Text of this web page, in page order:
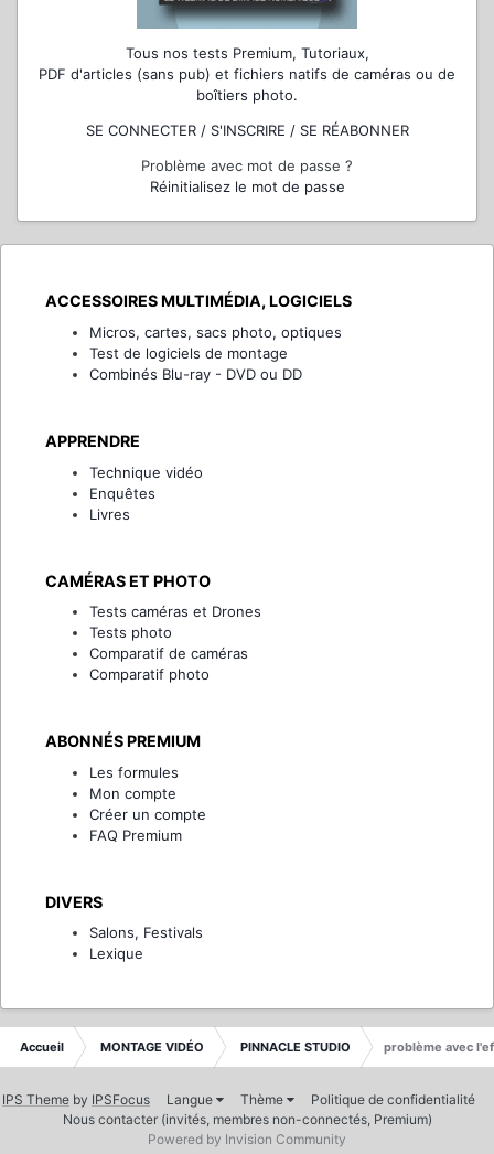
Tous nos tests Premium, Tutoriaux,
PDF d'articles (sans pub) et fichiers natifs de caméras ou de
boîtiers photo.
SE CONNECTER / S'INSCRIRE / SE RÉABONNER
Problème avec mot de passe ?
Réinitialisez le mot de passe
ACCESSOIRES MULTIMÉDIA, LOGICIELS
Micros, cartes, sacs photo, optiques
Test de logiciels de montage
Combinés Blu-ray - DVD ou DD
APPRENDRE
Technique vidéo
Enquêtes
Livres
CAMÉRAS ET PHOTO
Tests caméras et Drones
Tests photo
Comparatif de caméras
Comparatif photo
ABONNÉS PREMIUM
Les formules
Mon compte
Créer un compte
FAQ Premium
DIVERS
Salons, Festivals
Lexique
Accueil MONTAGE VIDÉO PINNACLE STUDIO problème avec
IPS Theme by IPSFocus Langue Thème
Politique de confidentialité
Nous contacter (invités, membres non-connectés, Premium)
Powered by Invision Community